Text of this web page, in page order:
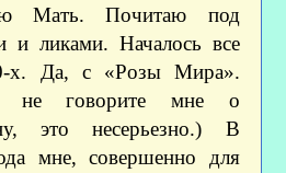
Мать. Почитаю под
и ликами. Началось все
х. Да, с «Розы Мира».
не говорите мне о
это несерьезно.) В
мне, совершенно для